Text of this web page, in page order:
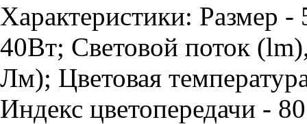
Характеристики: Размер
40Вт; Световой поток
Лм); Цветовая
Индекс цветопередачи -